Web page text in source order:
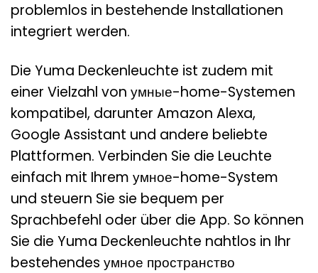
problemlos in bestehende Installationen
integriert werden.
Die Yuma Deckenleuchte ist zudem mit
einer Vielzahl von умные-home-Systemen
kompatibel, darunter Amazon Alexa,
Google Assistant und andere beliebte
Plattformen. Verbinden Sie die Leuchte
einfach mit Ihrem умное-home-System
und steuern Sie sie bequem per
Sprachbefehl oder über die App. So können
Sie die Yuma Deckenleuchte nahtlos in Ihr
bestehendes умное пространство